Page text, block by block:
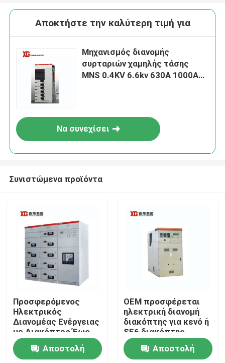
Σπίτι
Προϊόντα
Περίπου εμείς
Αποκτήστε την καλύτερη τιμή για
Μηχανισμός διανομής
συρταριών χαμηλής τάσης
MNS 0.4KV 6.6kv 630A 1000A
Να συνεχίσει
Συνιστώμενα προϊόντα
Προσφερόμενος
Ηλεκτρικός
Διανομέας Ενέργειας
με Διακόπτες Έως
17.5 KV Ονομαστική
Τάση από OEM
Αποστολή
OEM προσφέρεται
ηλεκτρική διανομή
διακόπτης για κενό ή
SF6 διακόπτης
κυκλωμάτων και
θερμοκρασία
Αποστολή